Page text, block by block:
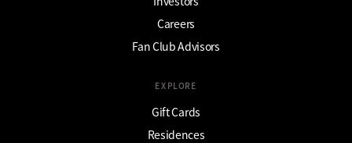
Careers
Fan Club Advisors
EXPLORE
Gift Cards
Residences